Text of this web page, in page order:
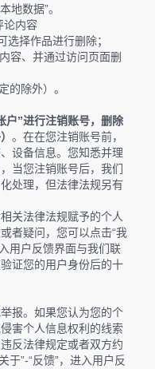
地数据”。
论内容
选择作品进行删除；
容、并通过访问页面删
的除外）。
”进行注销账号，删除
。在在您注销账号前，
设备信息。您知悉并理
当您注销账号后，我们
处理，但法律法规另有
关法律法规赋予的个人
者疑问，您可以点击“我
用户反馈界面与我们联
证您的用户身份后的十
报。如果您认为您的个
害个人信息权利的线索
反法律规定或者双方约
于”-“反馈”，进入用户反